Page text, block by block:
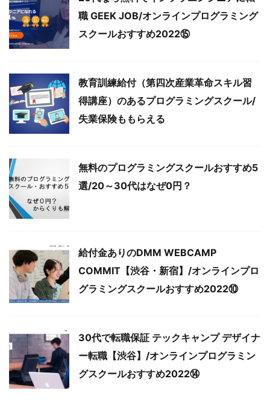
職 GEEK JOB/オンラインプログラミング
スクールおすすめ2022⑮
教育訓練給付（第四次産業革命スキル習
得講座）のあるプログラミングスクール/
失業保険ももらえる
無料のプログラミングスクールおすすめ5
選/20～30代はなぜ0円？
給付金ありのDMM WEBCAMP
COMMIT【渋谷・新宿】/オンラインプロ
グラミングスクールおすすめ2022⑩
30代で転職保証 テックキャンプ デザイナ
ー転職【渋谷】/オンラインプログラミン
グスクールおすすめ2022⑭